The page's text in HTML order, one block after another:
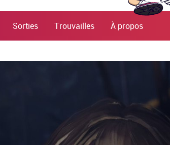
Sorties Trouvailles À propos